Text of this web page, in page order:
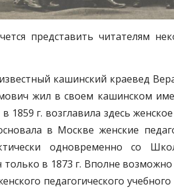
представить читателям
кашинский краевед
жил в своем кашинском
г. возглавила здесь
в Москве женские
одновременно со
в 1873 г. Вполне
педагогического